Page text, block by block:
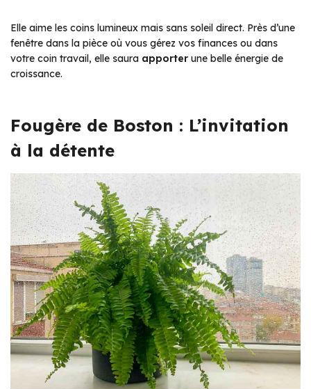
Elle aime les coins lumineux mais sans soleil direct. Près d’une
fenêtre dans la pièce où vous gérez vos finances ou dans
votre coin travail, elle saura apporter une belle énergie de
croissance.
Fougère de Boston : L’invitation
à la détente